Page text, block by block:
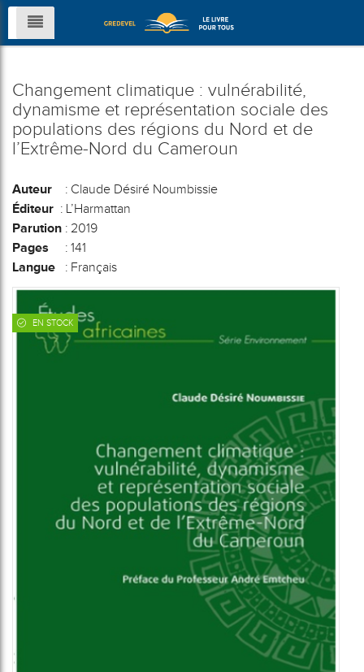
Changement climatique : vulnérabilité,
dynamisme et représentation sociale des
populations des régions du Nord et de
l’Extrême-Nord du Cameroun
Auteur : Claude Désiré Noumbissie
Éditeur : L’Harmattan
Parution : 2019
Pages : 141
Langue : Français
EN STOCK